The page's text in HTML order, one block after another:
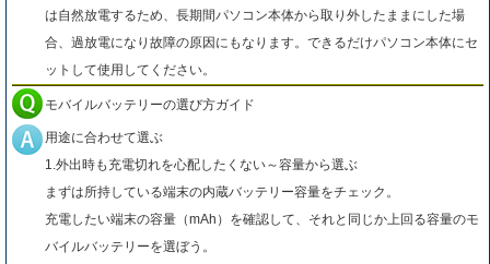
は自然放電するため、長期間パソコン本体から取り外したままにした場
合、過放電になり故障の原因にもなります。できるだけパソコン本体にセ
ットして使用してください。
モバイルバッテリーの選び方ガイド
用途に合わせて選ぶ
1.外出時も充電切れを心配したくない～容量から選ぶ
まずは所持している端末の内蔵バッテリー容量をチェック。
充電したい端末の容量（mAh）を確認して、それと同じか上回る容量のモ
バイルバッテリーを選ぼう。